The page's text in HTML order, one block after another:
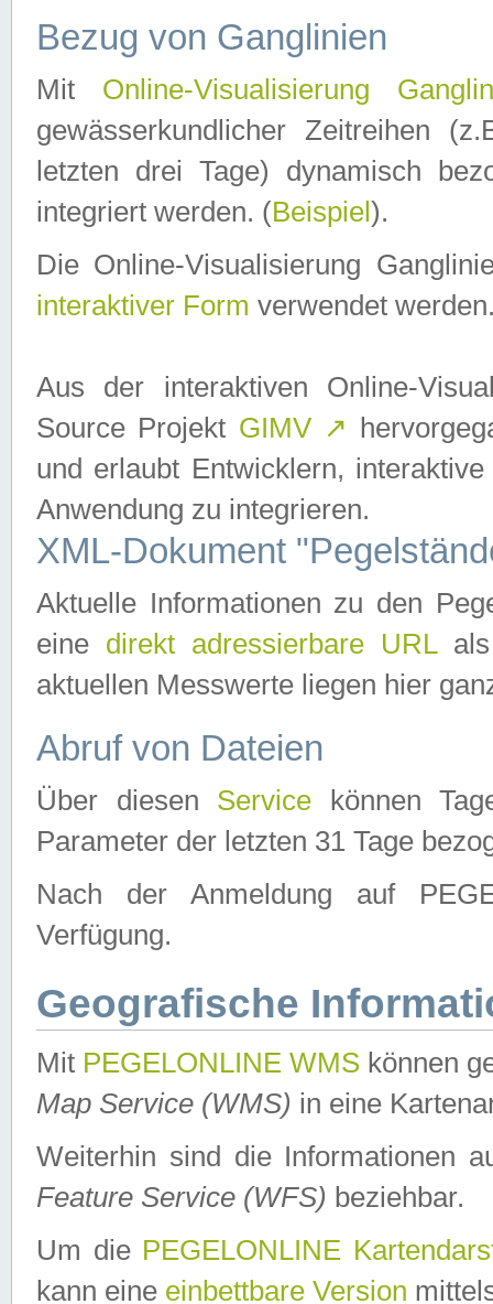
Bezug von Ganglinien
Mit Online-Visualisierung
gewässerkundlicher Zeitreihen
letzten drei Tage) dynamisch
integriert werden. (Beispiel ).
Die Online-Visualisierung
interaktiver Form verwendet
Aus der interaktiven Online-
Source Projekt GIMV ↗
und erlaubt Entwicklern,
Anwendung zu integrieren.
XML-Dokument
Aktuelle Informationen zu den
eine direkt adressierbare URLals
aktuellen Messwerte liegen hier
Abruf von Dateien
Über diesen Service können
Parameter der letzten 31 Tage
Nach der Anmeldung auf
Verfügung.
Geografische
Mit PEGELONLINE WMS können
Map Service (WMS) in eine
Weiterhin sind die Informationen
Feature Service (WFS) beziehbar.
Um die PEGELONLINE
kann eine einbettbare Version